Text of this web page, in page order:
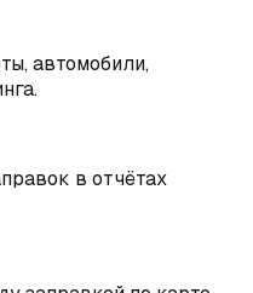
автомобили,
в отчётах